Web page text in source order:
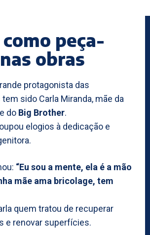
peça-
obras
protagonista das
sido Carla Miranda, mãe da
do Big Brother.
elogios à dedicação e
“Eu sou a mente, ela é a mão
mãe ama bricolage, tem
quem tratou de recuperar
e renovar superfícies.